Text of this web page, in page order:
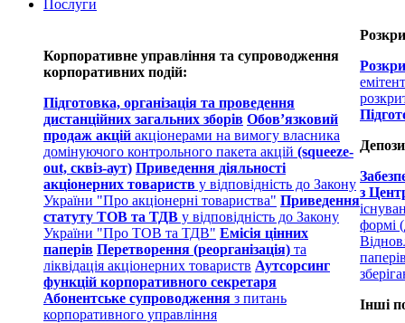
Послуги
Корпоративне управління та супроводження
корпоративних подій:
Підготовка, організація та проведення
дистанційних загальних зборів Обов’язковий
продаж акцій акціонерами на вимогу власника
домінуючого контрольного пакета акцій (squeeze-
out, сквіз-аут) Приведення діяльності
акціонерних товариств у відповідність до Закону
України "Про акціонерні товариства" Приведення
статуту ТОВ та ТДВ у відповідність до Закону
України "Про ТОВ та ТДВ" Емісія цінних
паперів Перетворення (реорганізація) та
ліквідація акціонерних товариств Аутсорсинг
функцій корпоративного секретаря
Абонентське супроводження з питань
корпоративного управління
з
формі
Інші